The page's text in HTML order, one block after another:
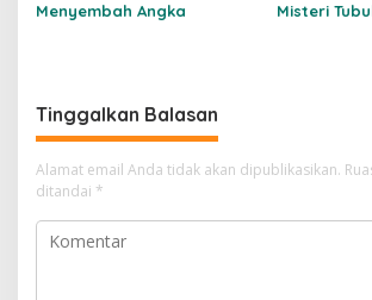
Menyembah Angka Misteri
Tinggalkan Balasan
Alamat email Anda tidak akan dipublikasikan.
ditandai *